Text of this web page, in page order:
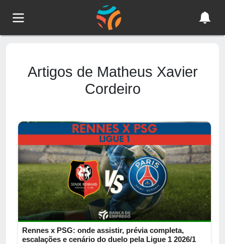
Artigos de Matheus Xavier
Cordeiro
Rennes x PSG: onde assistir, prévia completa,
escalações e cenário do duelo pela Ligue 1 2026/1